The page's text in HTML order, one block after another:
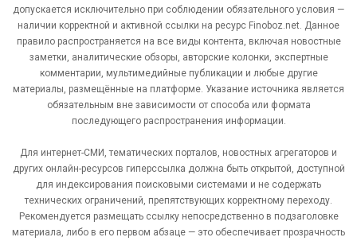
допускается исключительно при соблюдении обязательного условия —
наличии корректной и активной ссылки на ресурс Finoboz.net. Данное
правило распространяется на все виды контента, включая новостные
заметки, аналитические обзоры, авторские колонки, экспертные
комментарии, мультимедийные публикации и любые другие
материалы, размещённые на платформе. Указание источника является
обязательным вне зависимости от способа или формата
последующего распространения информации.
Для интернет-СМИ, тематических порталов, новостных агрегаторов и
других онлайн-ресурсов гиперссылка должна быть открытой, доступной
для индексирования поисковыми системами и не содержать
технических ограничений, препятствующих корректному переходу.
Рекомендуется размещать ссылку непосредственно в подзаголовке
материала, либо в его первом абзаце — это обеспечивает прозрачность